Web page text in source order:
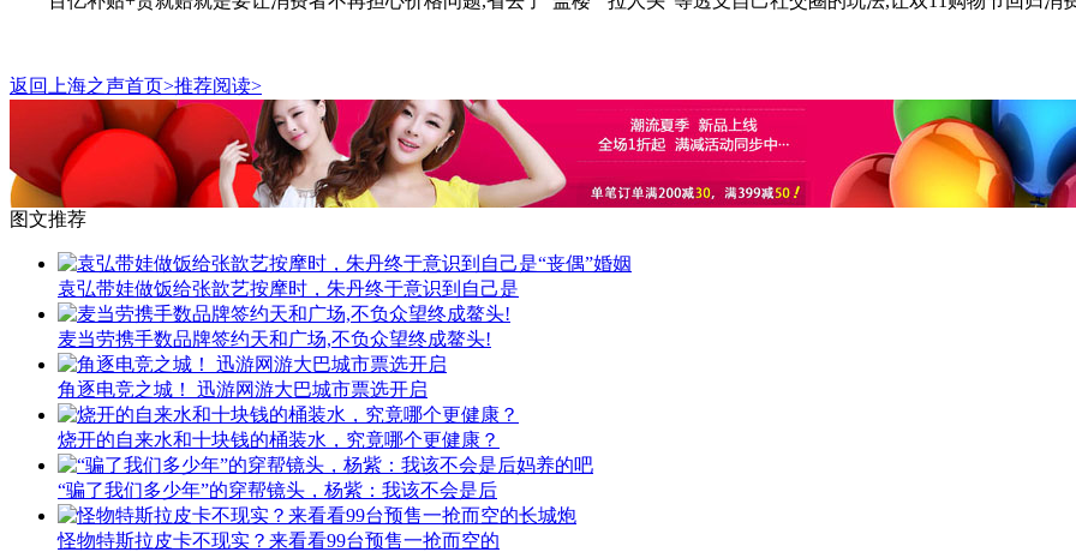
返回上海之声首页>推荐阅读>
图文推荐
袁弘带娃做饭给张歆艺按摩时，朱丹终于意识到自己是
麦当劳携手数品牌签约天和广场,不负众望终成鳌头!
角逐电竞之城！ 迅游网游大巴城市票选开启
烧开的自来水和十块钱的桶装水，究竟哪个更健康？
“骗了我们多少年”的穿帮镜头，杨紫：我该不会是后
怪物特斯拉皮卡不现实？来看看99台预售一抢而空的